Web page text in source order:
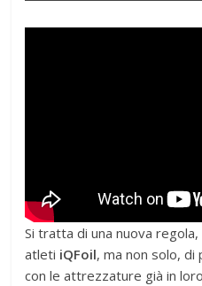
Si tratta di una nuova
atleti iQFoil, ma non solo,
con le attrezzature già in